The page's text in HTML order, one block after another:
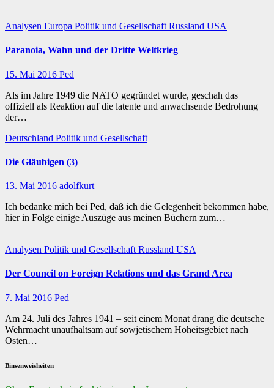
Analysen Europa Politik und Gesellschaft Russland USA
Paranoia, Wahn und der Dritte Weltkrieg
15. Mai 2016 Ped
Als im Jahre 1949 die NATO gegründet wurde, geschah das
offiziell als Reaktion auf die latente und anwachsende Bedrohung
der…
Deutschland Politik und Gesellschaft
Die Gläubigen (3)
13. Mai 2016 adolfkurt
Ich bedanke mich bei Ped, daß ich die Gelegenheit bekommen habe,
hier in Folge einige Auszüge aus meinen Büchern zum…
Analysen Politik und Gesellschaft Russland USA
Der Council on Foreign Relations und das Grand Area
7. Mai 2016 Ped
Am 24. Juli des Jahres 1941 – seit einem Monat drang die deutsche
Wehrmacht unaufhaltsam auf sowjetischem Hoheitsgebiet nach
Osten…
Binsenweisheiten